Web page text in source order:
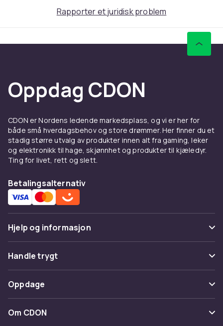
Rapporter et juridisk problem
Oppdag CDON
CDON er Nordens ledende markedsplass, og vi er her for
både små hverdagsbehov og store drømmer. Her finner du et
stadig større utvalg av produkter innen alt fra gaming, leker
og elektronikk til hage, skjønnhet og produkter til kjæledyr.
Ting for livet, rett og slett.
Betalingsalternativ
Hjelp og informasjon
Vanlige spørsmål
Spor pakke
Angre & returner her
Kontakt oss
Handle trygt
Betaling
Levering
Oppdage
Kategorier
Om CDON